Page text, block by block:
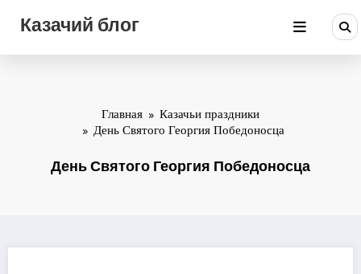
Казачий блог
Главная
Казачьи праздники
День Святого Георгия Победоносца
День Святого Георгия Победоносца